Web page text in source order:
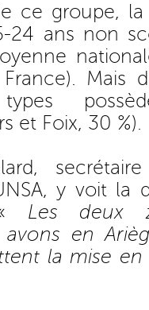
ce groupe,
24 ans non
Mais
types
et Foix, 30 %).
y voit la
Les deux
en
la mise